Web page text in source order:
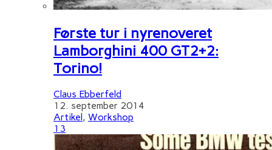
Første tur i nyrenoveret
Lamborghini 400 GT2+2:
Torino!
Claus Ebberfeld
12. september 2014
Artikel , Workshop
13